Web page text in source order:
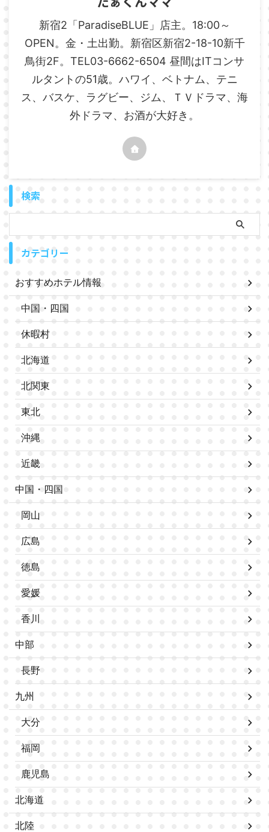
新宿2「ParadiseBLUE」店主。18:00～
OPEN。金・土出勤。新宿区新宿2-18-10新千
鳥街2F。TEL03-6662-6504 昼間はITコンサ
ルタントの51歳。ハワイ、ベトナム、テニ
ス、バスケ、ラグビー、ジム、ＴＶドラマ、海
外ドラマ、お酒が大好き。
検索
カテゴリー
おすすめホテル情報
中国・四国
休暇村
北海道
北関東
東北
沖縄
近畿
中国・四国
岡山
広島
徳島
愛媛
香川
中部
長野
九州
大分
福岡
鹿児島
北海道
北陸